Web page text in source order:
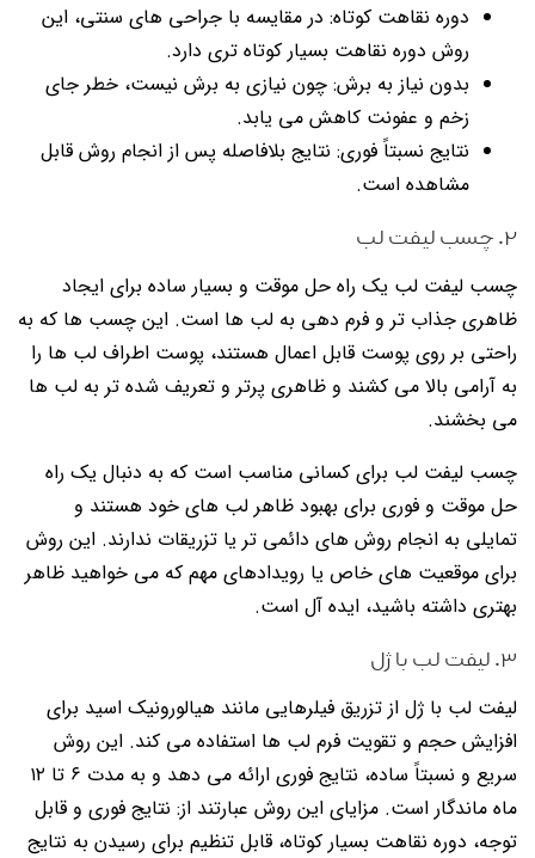
دوره نقاهت کوتاه: در مقایسه با جراحی های سنتی، این
روش دوره نقاهت بسیار کوتاه تری دارد.
بدون نیاز به برش: چون نیازی به برش نیست، خطر جای
زخم و عفونت کاهش می یابد.
نتایج نسبتاً فوری: نتایج بلافاصله پس از انجام روش قابل
مشاهده است.
۲. چسب لیفت لب
چسب لیفت لب یک راه حل موقت و بسیار ساده برای ایجاد
ظاهری جذاب تر و فرم دهی به لب ها است. این چسب ها که به
راحتی بر روی پوست قابل اعمال هستند، پوست اطراف لب ها را
به آرامی بالا می کشند و ظاهری پرتر و تعریف شده تر به لب ها
می بخشند.
چسب لیفت لب برای کسانی مناسب است که به دنبال یک راه
حل موقت و فوری برای بهبود ظاهر لب های خود هستند و
تمایلی به انجام روش های دائمی تر یا تزریقات ندارند. این روش
برای موقعیت های خاص یا رویدادهای مهم که می خواهید ظاهر
بهتری داشته باشید، ایده آل است.
۳. لیفت لب با ژل
لیفت لب با ژل از تزریق فیلرهایی مانند هیالورونیک اسید برای
افزایش حجم و تقویت فرم لب ها استفاده می کند. این روش
سریع و نسبتاً ساده، نتایج فوری ارائه می دهد و به مدت ۶ تا ۱۲
ماه ماندگار است. مزایای این روش عبارتند از: نتایج فوری و قابل
توجه، دوره نقاهت بسیار کوتاه، قابل تنظیم برای رسیدن به نتایج